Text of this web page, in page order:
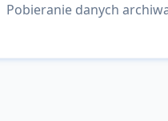
Pobieranie danych